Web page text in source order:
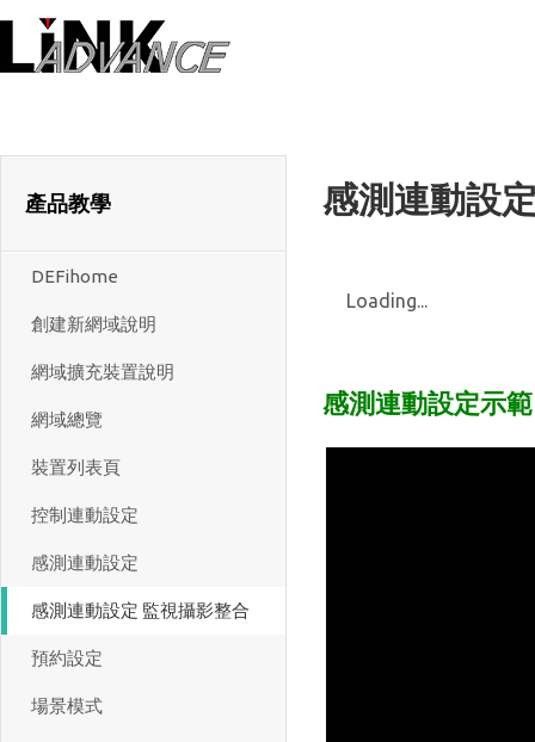
產品教學
DEFihome
創建新網域說明
網域擴充裝置說明
網域總覽
裝置列表頁
控制連動設定
感測連動設定
感測連動設定 監視攝影整合
預約設定
場景模式
感測連動設
Loading...
感測連動設定示範